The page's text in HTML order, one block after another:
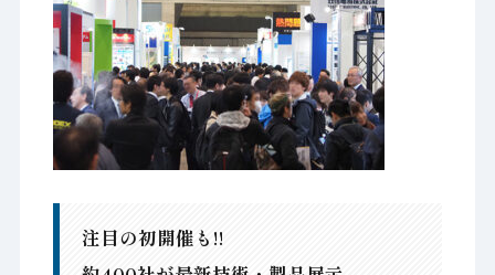
注目の初開催も!!